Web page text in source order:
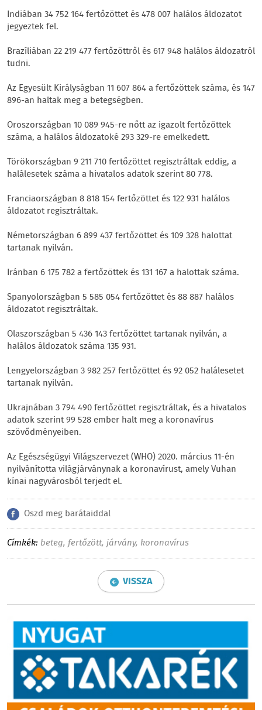
Indiában 34 752 164 fertőzöttet és 478 007 halálos áldozatot
jegyeztek fel.
Brazíliában 22 219 477 fertőzöttről és 617 948 halálos áldozatról
tudni.
Az Egyesült Királyságban 11 607 864 a fertőzöttek száma, és 147
896-an haltak meg a betegségben.
Oroszországban 10 089 945-re nőtt az igazolt fertőzöttek
száma, a halálos áldozatoké 293 329-re emelkedett.
Törökországban 9 211 710 fertőzöttet regisztráltak eddig, a
halálesetek száma a hivatalos adatok szerint 80 778.
Franciaországban 8 818 154 fertőzöttet és 122 931 halálos
áldozatot regisztráltak.
Németországban 6 899 437 fertőzöttet és 109 328 halottat
tartanak nyilván.
Iránban 6 175 782 a fertőzöttek és 131 167 a halottak száma.
Spanyolországban 5 585 054 fertőzöttet és 88 887 halálos
áldozatot regisztráltak.
Olaszországban 5 436 143 fertőzöttet tartanak nyilván, a
halálos áldozatok száma 135 931.
Lengyelországban 3 982 257 fertőzöttet és 92 052 halálesetet
tartanak nyilván.
Ukrajnában 3 794 490 fertőzöttet regisztráltak, és a hivatalos
adatok szerint 99 528 ember halt meg a koronavírus
szövődményeiben.
Az Egészségügyi Világszervezet (WHO) 2020. március 11-én
nyilvánította világjárványnak a koronavírust, amely Vuhan
kínai nagyvárosból terjedt el.
Oszd meg barátaiddal
Címkék: beteg, fertőzött, járvány, koronavírus
VISSZA